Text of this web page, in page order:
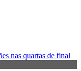
nas quartas de final